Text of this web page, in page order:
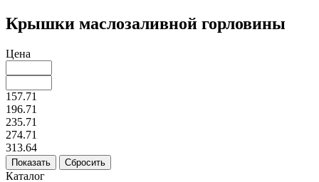
Крышки маслозаливной горловины
Цена
157.71
196.71
235.71
274.71
313.64
Каталог